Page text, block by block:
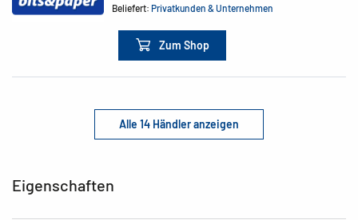
Beliefert:Privatkunden & Unternehmen
Zum Shop
Alle 14 Händler anzeigen
Eigenschaften